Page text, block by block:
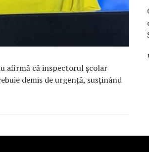
afirmă că inspectorul şcolar
demis de urgenţă, susţinând